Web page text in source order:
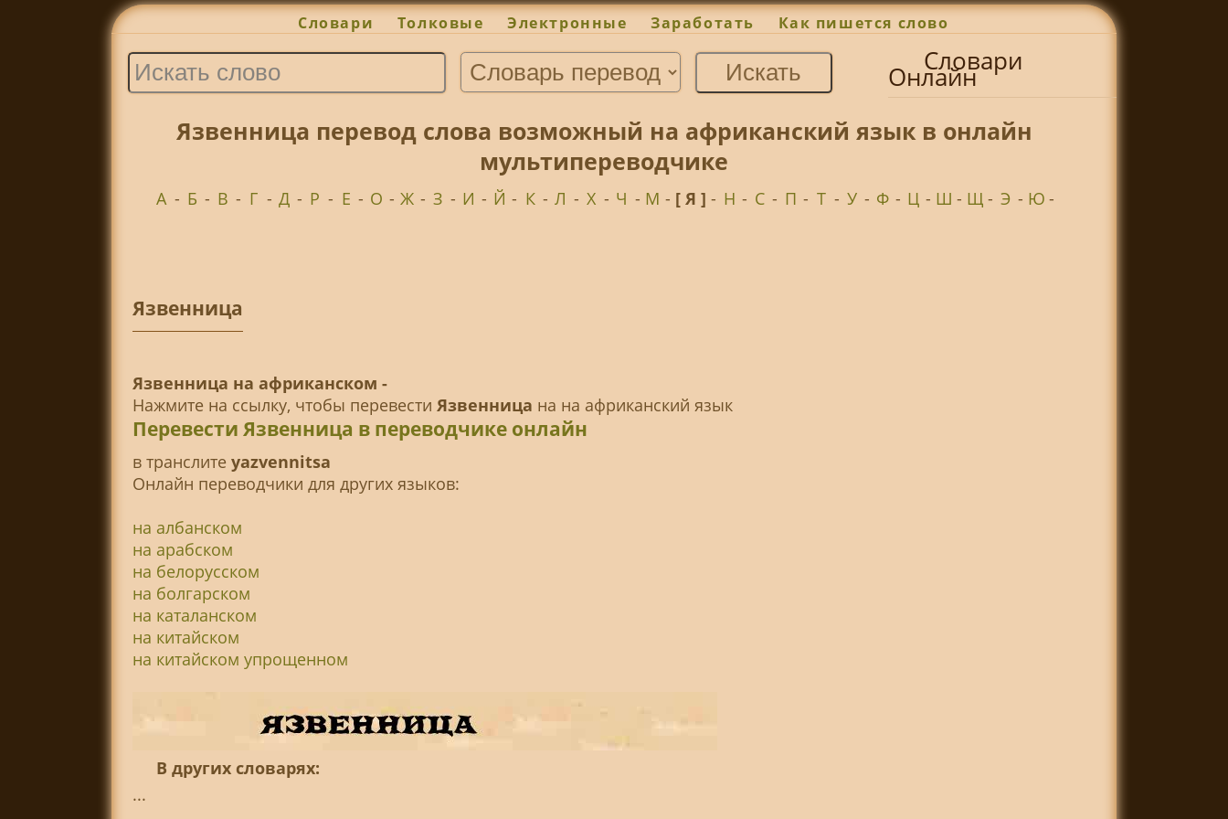
Словари Толковые Электронные Заработать Как пишется слово
Словари
Онлайн
Язвенница перевод слова возможный на африканский язык в онлайн
мультипереводчике
А - Б - В - Г - Д - Р - Е - О - Ж - З - И - Й - К - Л - Х - Ч - М - [ Я ]- Н - С - П - Т - У - Ф - Ц - Ш - Щ- Э - Ю-
Язвенница
Язвенница на африканском -
Нажмите на ссылку, чтобы перевести Язвенница на на африканский язык
Перевести Язвенница в переводчике онлайн
в транслитe yazvennitsa
Онлайн переводчики для других языков:
на албанском
на арабском
на белорусском
на болгарском
на каталанском
на китайском
на китайском упрощенном
В других словарях:
...